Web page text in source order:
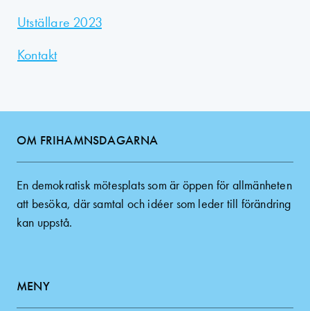
Utställare 2023
Kontakt
OM FRIHAMNSDAGARNA
En demokratisk mötesplats som är öppen för allmänheten
att besöka, där samtal och idéer som leder till förändring
kan uppstå.
MENY